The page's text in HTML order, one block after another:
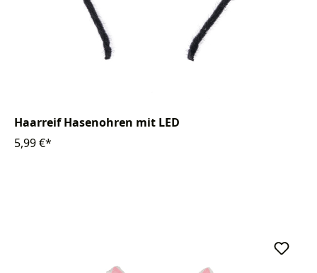
Haarreif Hasenohren mit LED
5,99 €*